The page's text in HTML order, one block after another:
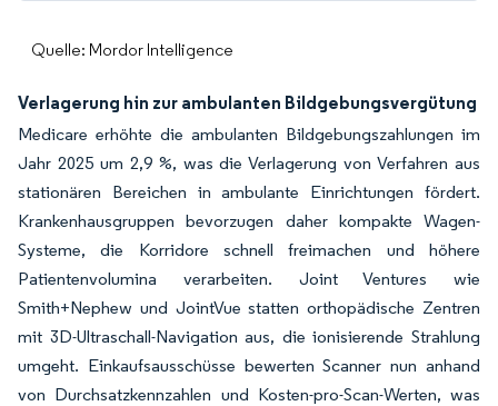
Quelle: Mordor Intelligence
Verlagerung hin zur ambulanten Bildgebungsvergütung
Medicare erhöhte die ambulanten Bildgebungszahlungen im
Jahr 2025 um 2,9 %, was die Verlagerung von Verfahren aus
stationären Bereichen in ambulante Einrichtungen fördert.
Krankenhausgruppen bevorzugen daher kompakte Wagen-
Systeme, die Korridore schnell freimachen und höhere
Patientenvolumina verarbeiten. Joint Ventures wie
Smith+Nephew und JointVue statten orthopädische Zentren
mit 3D-Ultraschall-Navigation aus, die ionisierende Strahlung
umgeht. Einkaufsausschüsse bewerten Scanner nun anhand
von Durchsatzkennzahlen und Kosten-pro-Scan-Werten, was